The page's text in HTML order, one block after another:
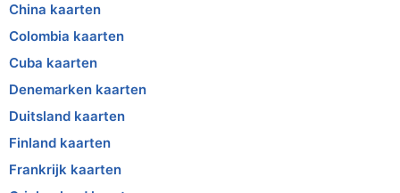
China kaarten
Colombia kaarten
Cuba kaarten
Denemarken kaarten
Duitsland kaarten
Finland kaarten
Frankrijk kaarten